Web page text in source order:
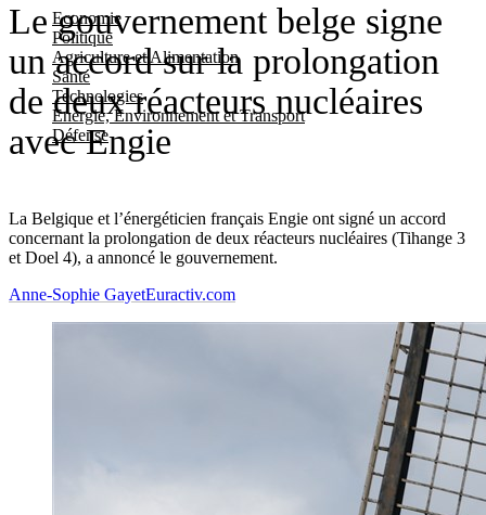
Economie
Politique
Agriculture et Alimentation
Santé
Technologies
Energie, Environnement et Transport
Défense
Le gouvernement belge signe
un accord sur la prolongation
de deux réacteurs nucléaires
avec Engie
La Belgique et l’énergéticien français Engie ont signé un accord
concernant la prolongation de deux réacteurs nucléaires (Tihange 3
et Doel 4), a annoncé le gouvernement.
Anne-Sophie GayetEuractiv.com